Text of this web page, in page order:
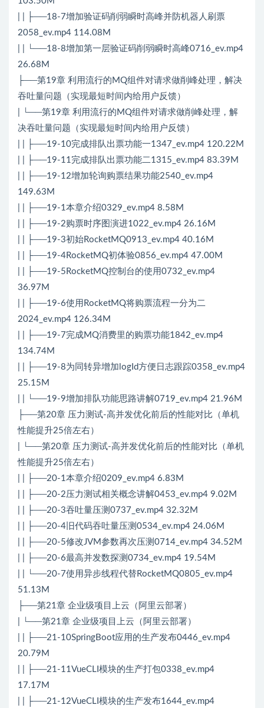
| | ├──18-7增加验证码削弱瞬时高峰并防机器人刷票
2058_ev.mp4 114.08M
| | └──18-8增加第一层验证码削弱瞬时高峰0716_ev.mp4
26.68M
├──第19章 利用流行的MQ组件对请求做削峰处理，解决
吞吐量问题（实现最短时间内给用户反馈）
| └──第19章 利用流行的MQ组件对请求做削峰处理，解
决吞吐量问题（实现最短时间内给用户反馈）
| | ├──19-10完成排队出票功能一1347_ev.mp4 120.22M
| | ├──19-11完成排队出票功能二1315_ev.mp4 83.39M
| | ├──19-12增加轮询购票结果功能2540_ev.mp4
149.63M
| | ├──19-1本章介绍0329_ev.mp4 8.58M
| | ├──19-2购票时序图演进1022_ev.mp4 26.16M
| | ├──19-3初始RocketMQ0913_ev.mp4 40.16M
| | ├──19-4RocketMQ初体验0856_ev.mp4 47.00M
| | ├──19-5RocketMQ控制台的使用0732_ev.mp4
36.97M
| | ├──19-6使用RocketMQ将购票流程一分为二
2024_ev.mp4 126.34M
| | ├──19-7完成MQ消费里的购票功能1842_ev.mp4
134.74M
| | ├──19-8为同转异增加logId方便日志跟踪0358_ev.mp4
25.15M
| | └──19-9增加排队功能思路讲解0719_ev.mp4 21.96M
├──第20章 压力测试-高并发优化前后的性能对比（单机
性能提升25倍左右）
| └──第20章 压力测试-高并发优化前后的性能对比（单机
性能提升25倍左右）
| | ├──20-1本章介绍0209_ev.mp4 6.83M
| | ├──20-2压力测试相关概念讲解0453_ev.mp4 9.02M
| | ├──20-3吞吐量压测0737_ev.mp4 32.32M
| | ├──20-4旧代码吞吐量压测0534_ev.mp4 24.06M
| | ├──20-5修改JVM参数再次压测0714_ev.mp4 34.52M
| | ├──20-6最高并发数探测0734_ev.mp4 19.54M
| | └──20-7使用异步线程代替RocketMQ0805_ev.mp4
51.13M
├──第21章 企业级项目上云（阿里云部署）
| └──第21章 企业级项目上云（阿里云部署）
| | ├──21-10SpringBoot应用的生产发布0446_ev.mp4
20.79M
| | ├──21-11VueCLI模块的生产打包0338_ev.mp4
17.17M
| | ├──21-12VueCLI模块的生产发布1644_ev.mp4